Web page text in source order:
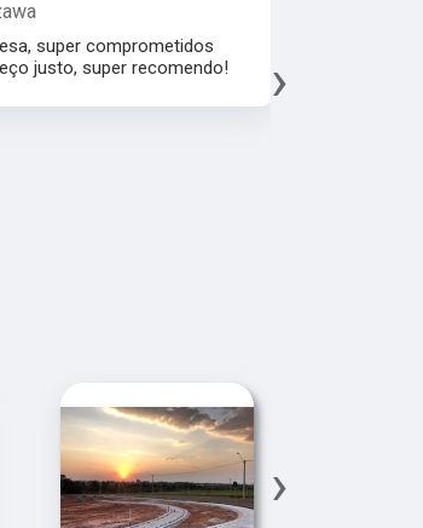
super comprometidos
justo, super recomendo!
›
›